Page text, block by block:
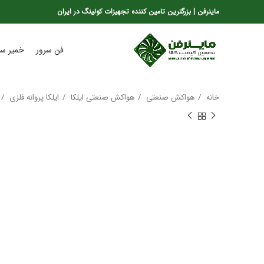
ماینرفن | بزرگترین تامین کننده تجهیزات کولینگ در ایران
فن سرور خمیر
خانه هواکش صنعتی هواکش صنعتی ایلکا ایلکا پروانه فلزی